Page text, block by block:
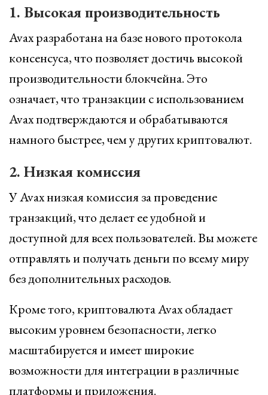
1. Высокая производительность
Avax разработана на базе нового протокола
консенсуса, что позволяет достичь высокой
производительности блокчейна. Это
означает, что транзакции с использованием
Avax подтверждаются и обрабатываются
намного быстрее, чем у других криптовалют.
2. Низкая комиссия
У Avax низкая комиссия за проведение
транзакций, что делает ее удобной и
доступной для всех пользователей. Вы можете
отправлять и получать деньги по всему миру
без дополнительных расходов.
Кроме того, криптовалюта Avax обладает
высоким уровнем безопасности, легко
масштабируется и имеет широкие
возможности для интеграции в различные
платформы и приложения.